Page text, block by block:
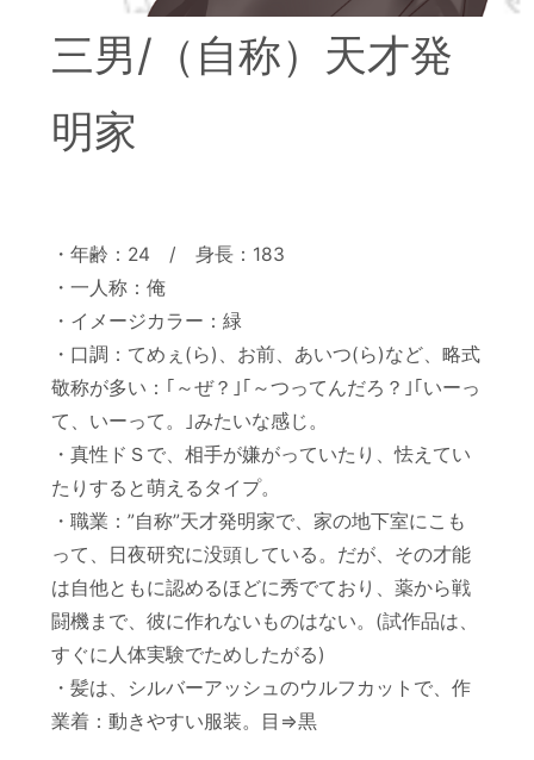
三男/（自称）天才発
明家
・年齢：24 / 身長：183
・一人称：俺
・イメージカラー：緑
・口調：てめぇ(ら)、お前、あいつ(ら)など、略式
敬称が多い：｢～ぜ？｣｢～つってんだろ？｣｢いーっ
て、いーって。｣みたいな感じ。
・真性ドＳで、相手が嫌がっていたり、怯えてい
たりすると萌えるタイプ。
・職業：”自称”天才発明家で、家の地下室にこも
って、日夜研究に没頭している。だが、その才能
は自他ともに認めるほどに秀でており、薬から戦
闘機まで、彼に作れないものはない。(試作品は、
すぐに人体実験でためしたがる)
・髪は、シルバーアッシュのウルフカットで、作
業着：動きやすい服装。目⇒黒